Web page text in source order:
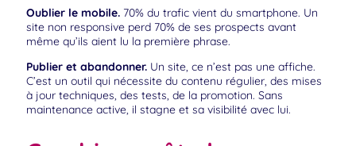
Oublier le mobile. 70% du trafic vient du smartphone. Un
site non responsive perd 70% de ses prospects avant
même qu’ils aient lu la première phrase.
Publier et abandonner. Un site, ce n’est pas une affiche.
C’est un outil qui nécessite du contenu régulier, des mises
à jour techniques, des tests, de la promotion. Sans
maintenance active, il stagne et sa visibilité avec lui.